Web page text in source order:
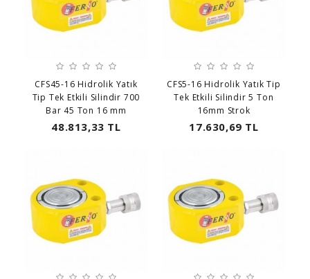
CFS45-16 Hidrolik Yatık
Tip Tek Etkili Silindir 700
Bar 45 Ton 16 mm
48.813,33 TL
CFS5-16 Hidrolik Yatık Tip
Tek Etkili Silindir 5 Ton
16mm Strok
17.630,69 TL